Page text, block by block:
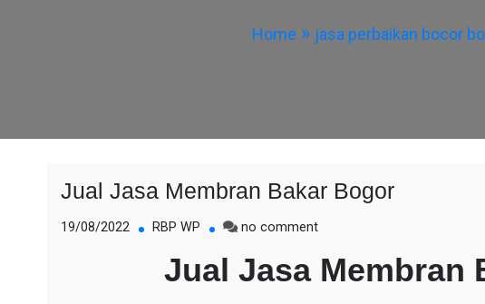
Home jasa perbaikan bocor
Jual Jasa Membran Bakar Bogor
19/08/2022 RBP WP no commenton
Jasa
Membran
Jual Jasa Membran